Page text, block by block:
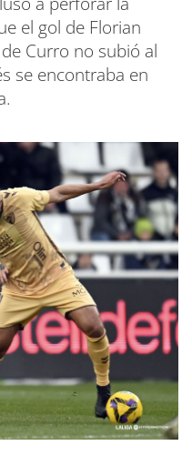
el gol de Florian
Curro no subió al
se encontraba en